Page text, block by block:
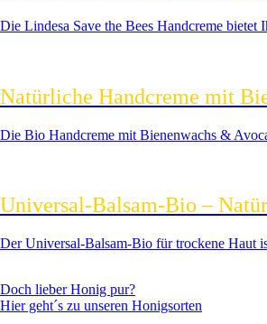
Die Lindesa Save the Bees Handcreme
Natürliche Handcreme mit
Die Bio Handcreme mit Bienenwachs &
Universal-Balsam-Bio –
Der Universal-Balsam-Bio für trockene Haut
Doch lieber Honig pur?
Hier geht´s zu unseren Honigsorten